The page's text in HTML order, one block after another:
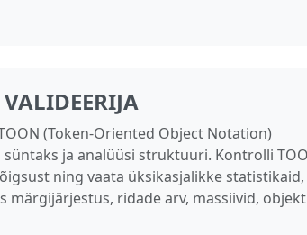
(Token-Oriented Object Notation)
ja analüüsi struktuuri. Kontrolli
ning vaata üksikasjalikke statistikaid,
märgijärjestus, ridade arv, massiivid,